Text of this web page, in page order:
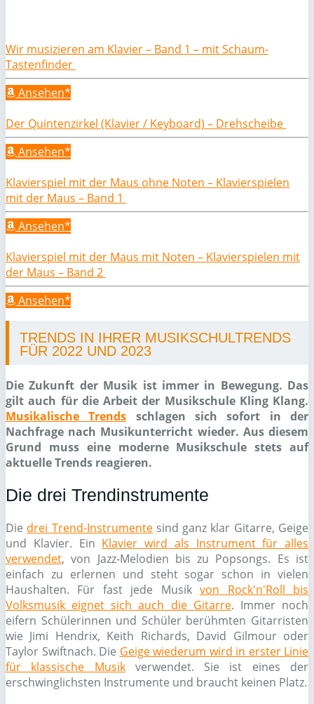
Wir musizieren am Klavier – Band 1 – mit Schaum-
Tastenfinder
Ansehen*
Der Quintenzirkel (Klavier / Keyboard) – Drehscheibe
Ansehen*
Klavierspiel mit der Maus ohne Noten – Klavierspielen
mit der Maus – Band 1
Ansehen*
Klavierspiel mit der Maus mit Noten – Klavierspielen mit
der Maus – Band 2
Ansehen*
TRENDS IN IHRER MUSIKSCHULTRENDS
FÜR 2022 UND 2023
Die Zukunft der Musik ist immer in Bewegung. Das
gilt auch für die Arbeit der Musikschule Kling Klang.
Musikalische Trends schlagen sich sofort in der
Nachfrage nach Musikunterricht wieder. Aus diesem
Grund muss eine moderne Musikschule stets auf
aktuelle Trends reagieren.
Die drei Trendinstrumente
Die drei Trend-Instrumentesind ganz klar Gitarre, Geige
und Klavier. Ein Klavier wird als Instrument für alles
verwendet, von Jazz-Melodien bis zu Popsongs. Es ist
einfach zu erlernen und steht sogar schon in vielen
Haushalten. Für fast jede Musikvon Rock'n'Roll bis
Volksmusik eignet sich auch die Gitarre. Immer noch
eifern Schülerinnen und Schüler berühmten Gitarristen
wie Jimi Hendrix, Keith Richards, David Gilmour oder
Taylor Swiftnach. Die Geige wiederum wird in erster Linie
für klassische Musikverwendet. Sie ist eines der
erschwinglichsten Instrumente und braucht keinen Platz.